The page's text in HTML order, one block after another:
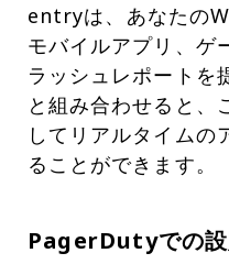
entryは、あなたの
モバイルアプリ、ゲ
ラッシュレポート
と組み合わせると、
してリアルタイムの
ることができます。
PagerDutyでの